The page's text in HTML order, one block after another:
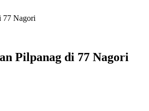
77 Nagori
Pilpanag di 77 Nagori